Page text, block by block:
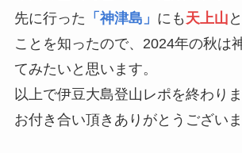
先に行った 「神津島」 にも 天上山
ことを知ったので、2024年の秋は
てみたいと思います。
以上で伊豆大島登山レポを終わりま
お付き合い頂きありがとうございま